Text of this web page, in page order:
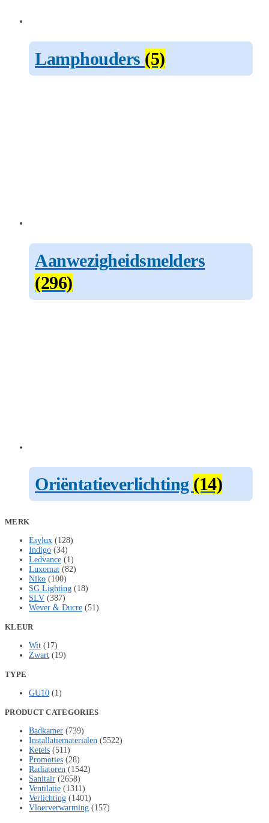
Lamphouders (5)
Aanwezigheidsmelders
(296)
Oriëntatieverlichting (14)
MERK
Esylux (128)
Indigo (34)
Ledvance (1)
Luxomat (82)
Niko (100)
SG Lighting (18)
SLV (387)
Wever & Ducre (51)
KLEUR
Wit (17)
Zwart (19)
TYPE
GU10 (1)
PRODUCT CATEGORIES
Badkamer (739)
Installatiematerialen (5522)
Ketels (511)
Promoties (28)
Radiatoren (1542)
Sanitair (2658)
Ventilatie (1311)
Verlichting (1401)
Vloerverwarming (157)